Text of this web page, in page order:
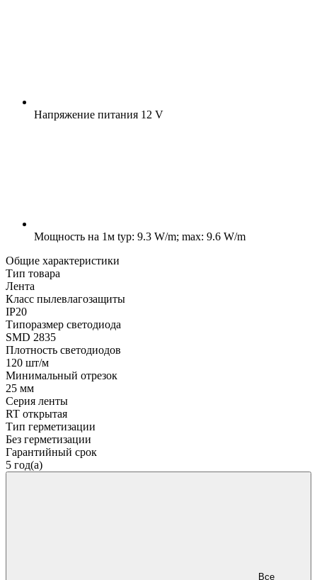
Напряжение питания 12 V
Мощность на 1м typ: 9.3 W/m; max: 9.6 W/m
Общие характеристики
Тип товара
Лента
Класс пылевлагозащиты
IP20
Типоразмер светодиода
SMD 2835
Плотность светодиодов
120 шт/м
Минимальный отрезок
25 мм
Серия ленты
RT открытая
Тип герметизации
Без герметизации
Гарантийный срок
5 год(а)